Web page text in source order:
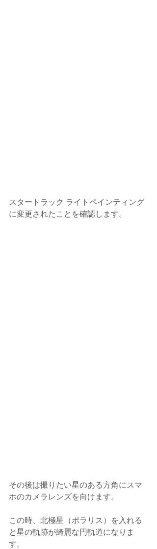
スタートラック ライトペインティング
に変更されたことを確認します。
その後は撮りたい星のある方角にスマ
ホのカメラレンズを向けます。
この時、北極星（ポラリス）を入れる
と星の軌跡が綺麗な円軌道になりま
す。